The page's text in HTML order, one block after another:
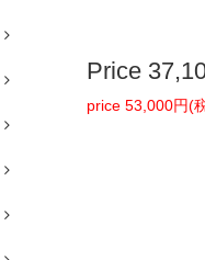
Price
price 53,000円(